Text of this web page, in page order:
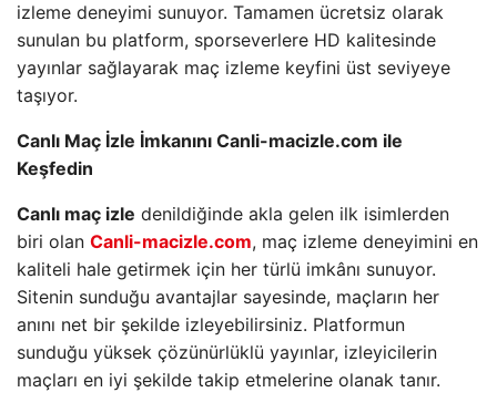
izleme deneyimi sunuyor. Tamamen ücretsiz olarak
sunulan bu platform, sporseverlere HD kalitesinde
yayınlar sağlayarak maç izleme keyfini üst seviyeye
taşıyor.
Canlı Maç İzle İmkanını Canli-macizle.com ile
Keşfedin
Canlı maç izle denildiğinde akla gelen ilk isimlerden
biri olan Canli-macizle.com, maç izleme deneyimini en
kaliteli hale getirmek için her türlü imkânı sunuyor.
Sitenin sunduğu avantajlar sayesinde, maçların her
anını net bir şekilde izleyebilirsiniz. Platformun
sunduğu yüksek çözünürlüklü yayınlar, izleyicilerin
maçları en iyi şekilde takip etmelerine olanak tanır.